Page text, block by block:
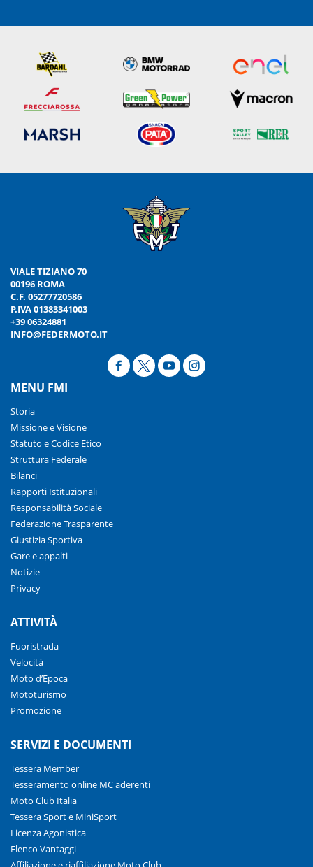
VIALE TIZIANO 70
00196 ROMA
C.F. 05277720586
P.IVA 01383341003
+39 06324881
INFO@FEDERMOTO.IT
MENU FMI
Storia
Missione e Visione
Statuto e Codice Etico
Struttura Federale
Bilanci
Rapporti Istituzionali
Responsabilità Sociale
Federazione Trasparente
Giustizia Sportiva
Gare e appalti
Notizie
Privacy
ATTIVITÀ
Fuoristrada
Velocità
Moto d’Epoca
Mototurismo
Promozione
SERVIZI E DOCUMENTI
Tessera Member
Tesseramento online MC aderenti
Moto Club Italia
Tessera Sport e MiniSport
Licenza Agonistica
Elenco Vantaggi